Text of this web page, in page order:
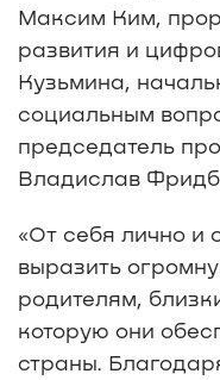
Максим Ким,
развития и
Кузьмина,
социальным
председатель
Владислав
«От себя лично и
выразить
родителям,
которую они
страны.